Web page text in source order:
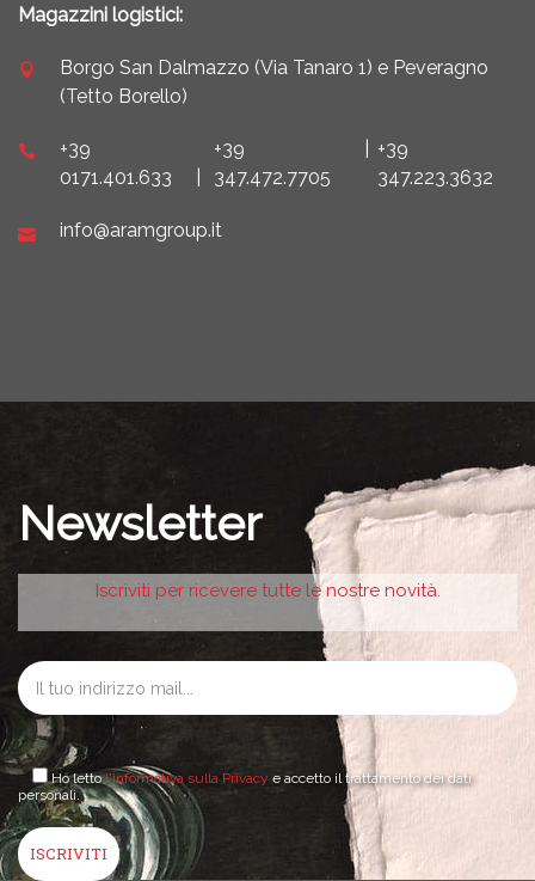
Magazzini logistici:
Borgo San Dalmazzo (Via Tanaro 1) e Peveragno
(Tetto Borello)
+39
0171.401.633
+39
347.472.7705
+39
347.223.3632
info@aramgroup.it
Newsletter
Iscriviti per ricevere tutte le nostre novità.
Ho lettol'informativa sulla Privacy e accetto il trattamento dei dati
personali.